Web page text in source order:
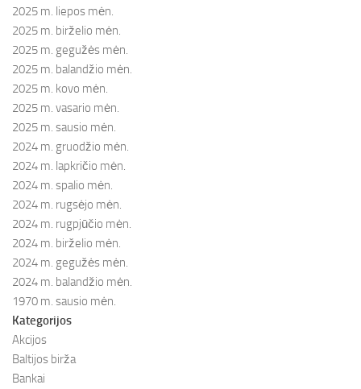
2025 m. liepos mėn.
2025 m. birželio mėn.
2025 m. gegužės mėn.
2025 m. balandžio mėn.
2025 m. kovo mėn.
2025 m. vasario mėn.
2025 m. sausio mėn.
2024 m. gruodžio mėn.
2024 m. lapkričio mėn.
2024 m. spalio mėn.
2024 m. rugsėjo mėn.
2024 m. rugpjūčio mėn.
2024 m. birželio mėn.
2024 m. gegužės mėn.
2024 m. balandžio mėn.
1970 m. sausio mėn.
Kategorijos
Akcijos
Baltijos birža
Bankai